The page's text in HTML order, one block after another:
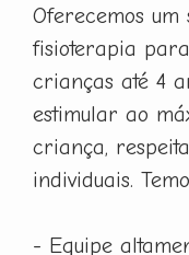
Oferecemos
fisioterapia
crianças até 4
estimular ao
criança,
individuais.
- Equipe